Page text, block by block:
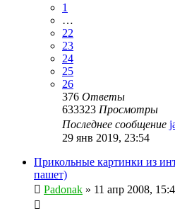
1
…
22
23
24
25
26
376 Ответы
633323 Просмотры
Последнее сообщение
29 янв 2019, 23:54
Прикольные картинки из
пашет)
Padonak » 11 апр 2008,